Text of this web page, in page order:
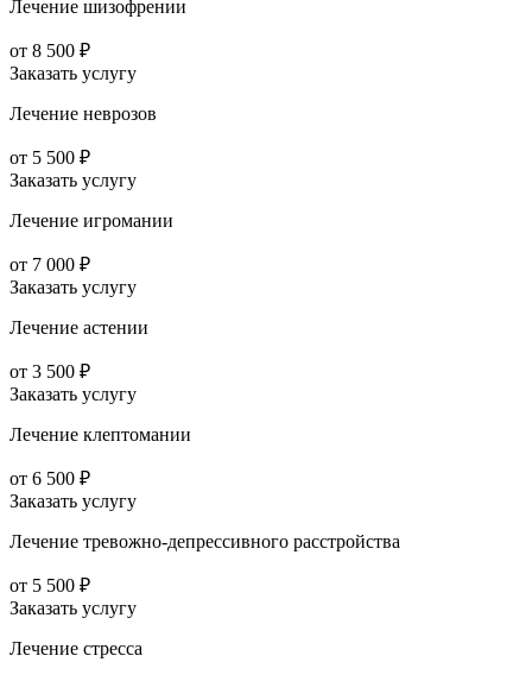
Лечение шизофрении
от 8 500 ₽
Заказать услугу
Лечение неврозов
от 5 500 ₽
Заказать услугу
Лечение игромании
от 7 000 ₽
Заказать услугу
Лечение астении
от 3 500 ₽
Заказать услугу
Лечение клептомании
от 6 500 ₽
Заказать услугу
Лечение тревожно-депрессивного расстройства
от 5 500 ₽
Заказать услугу
Лечение стресса